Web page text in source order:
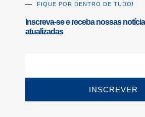
FIQUE POR DENTRO DE TUDO!
Inscreva-se e receba nossas
atualizadas
INSCREVER